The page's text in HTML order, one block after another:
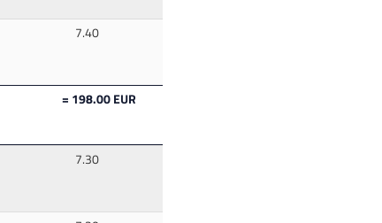
7.40
= 198.00 EUR
7.30